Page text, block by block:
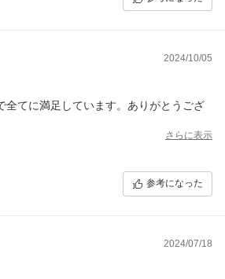
2024/10/05
全てに満足しています。ありがとうござ
さらに表示
参考になった
2024/07/18